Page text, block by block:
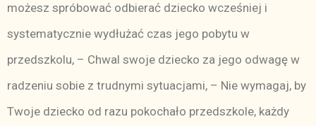
możesz spróbować odbierać dziecko wcześniej i
systematycznie wydłużać czas jego pobytu w
przedszkolu, – Chwal swoje dziecko za jego odwagę w
radzeniu sobie z trudnymi sytuacjami, – Nie wymagaj, by
Twoje dziecko od razu pokochało przedszkole, każdy